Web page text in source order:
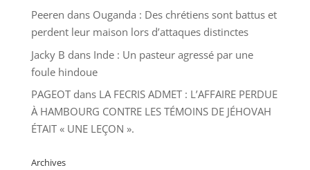
Peeren dans Ouganda : Des chrétiens sont battus et
perdent leur maison lors d’attaques distinctes
Jacky B dans Inde : Un pasteur agressé par une
foule hindoue
PAGEOTdans LA FECRIS ADMET : L’AFFAIRE PERDUE
À HAMBOURG CONTRE LES TÉMOINS DE JÉHOVAH
ÉTAIT « UNE LEÇON ».
Archives